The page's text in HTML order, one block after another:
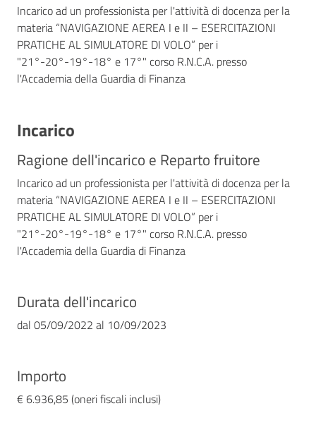
Incarico ad un professionista per l'attività di docenza per la
materia “NAVIGAZIONE AEREA I e II – ESERCITAZIONI
PRATICHE AL SIMULATORE DI VOLO” per i
"21°-20°-19°-18° e 17°" corso R.N.C.A. presso
l'Accademia della Guardia di Finanza
Incarico
Ragione dell'incarico e Reparto fruitore
Incarico ad un professionista per l'attività di docenza per la
materia “NAVIGAZIONE AEREA I e II – ESERCITAZIONI
PRATICHE AL SIMULATORE DI VOLO” per i
"21°-20°-19°-18° e 17°" corso R.N.C.A. presso
l'Accademia della Guardia di Finanza
Durata dell'incarico
dal 05/09/2022 al 10/09/2023
Importo
€ 6.936,85 (oneri fiscali inclusi)